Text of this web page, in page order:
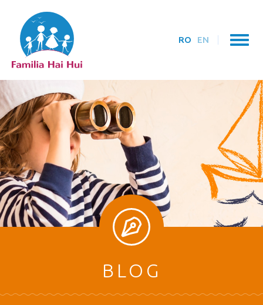
RO EN
BLOG